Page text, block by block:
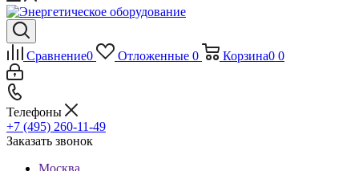
Сравнение0 Отложенные 0 Корзина0 0
Телефоны
+7 (495) 260-11-49
Заказать звонок
Москва